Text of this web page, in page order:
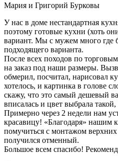
Мария и Григорий Бурковы
У нас в доме нестандартная
поэтому готовые кухни (хоть
вариант. Мы с мужем много где
подходящего варианта.
После всех походов по
на заказ под наши размеры.
обмерил, посчитал, нарисовал
хотелось, и картинка в голове
скажу, что это самый дешевый
вписалась и цвет выбрала
Примерно через 2 недели нам
красавицу! «Благодаря» нашим
помучиться с монтажом
получился отменный.
Большое всем спасибо!